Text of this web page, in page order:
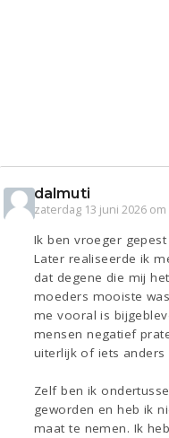
dalmuti
zaterdag 13 juni 2026 om
Ik ben vroeger
Later realiseerde ik
dat degene die mij
moeders mooiste
me vooral is
mensen negatief
uiterlijk of iets anders
Zelf ben ik
geworden en heb ik
maat te nemen. Ik